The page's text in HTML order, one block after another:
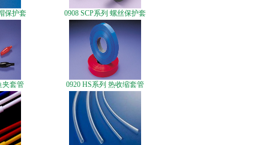
保护套 0908 SCP系列 螺丝保护套
夹套管 0920 HS系列 热收缩套管